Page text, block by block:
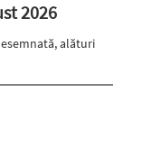
2026
alături